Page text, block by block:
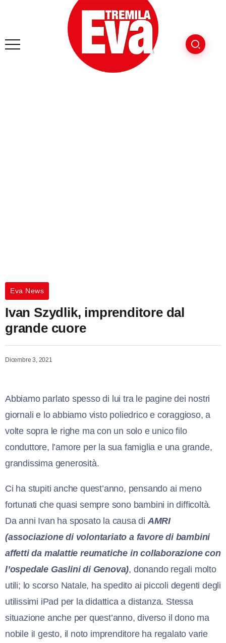
Eva News
Ivan Szydlik, imprenditore dal
grande cuore
Dicembre 3, 2021
Abbiamo parlato spesso di lui tra le pagine dei nostri
giornali e lo abbiamo visto poliedrico e coraggioso, a
volte sopra le righe ma con un solo e unico filo
conduttore, l’amore per la sua famiglia e una grande,
grandissima generosità.
Ci ha stupiti anche quest’anno, pensando ai meno
fortunati che quasi sempre sono bambini in difficoltà.
Da anni Ivan ha sposato la causa di AMRI
(associazione di volontariato a favore di bambini
affetti da malattie reumatiche in collaborazione con
l’ospedale Gaslini di Genova), donando regali molto
utili; lo scorso Natale, ha spedito ai piccoli degenti degli
utilissimi iPad per la didattica a distanza. Stessa
situazione anche per quest’anno, diverso il dono ma
nobile iI gesto, il noto imprenditore ha regalato varie